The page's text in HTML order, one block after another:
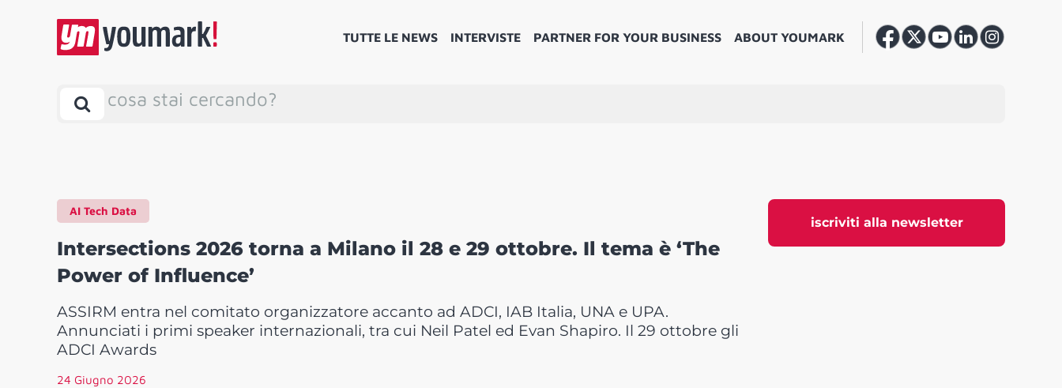
TUTTE LE NEWS INTERVISTE PARTNER FOR YOUR BUSINESS ABOUT YOUMARK
cosa stai cercando?
iscriviti alla newsletter
AI Tech Data
Intersections 2026 torna a Milano il 28 e 29 ottobre. Il tema è ‘The
Power of Influence’
ASSIRM entra nel comitato organizzatore accanto ad ADCI, IAB Italia, UNA e UPA.
Annunciati i primi speaker internazionali, tra cui Neil Patel ed Evan Shapiro. Il 29 ottobre gli
ADCI Awards
24 Giugno 2026